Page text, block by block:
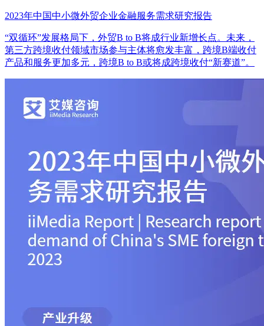
2023年中国中小微外贸企业金融服务需求研究报告
“双循环”发展格局下，外贸B to B将成行业新增长点。未来，
第三方跨境收付领域市场参与主体将愈发丰富，跨境B端收付
产品和服务更加多元，跨境B to B或将成跨境收付“新赛道”。